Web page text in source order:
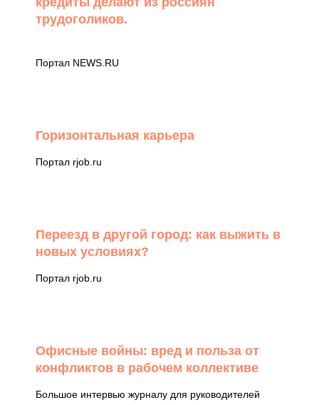
трудоголиков.
Портал NEWS.RU
Горизонтальная карьера
Портал rjob.ru
Переезд в другой город: как выжить в
новых условиях?
Портал rjob.ru
Офисные войны: вред и польза от
конфликтов в рабочем коллективе
Большое интервью журналу для руководителей